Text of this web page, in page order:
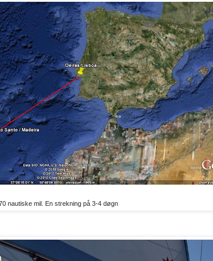
nautiske mil. En strekning på 3-4 døgn